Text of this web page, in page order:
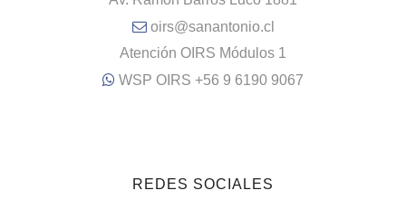
oirs@sanantonio.cl
Atención OIRS Módulos 1
WSP OIRS +56 9 6190 9067
REDES SOCIALES